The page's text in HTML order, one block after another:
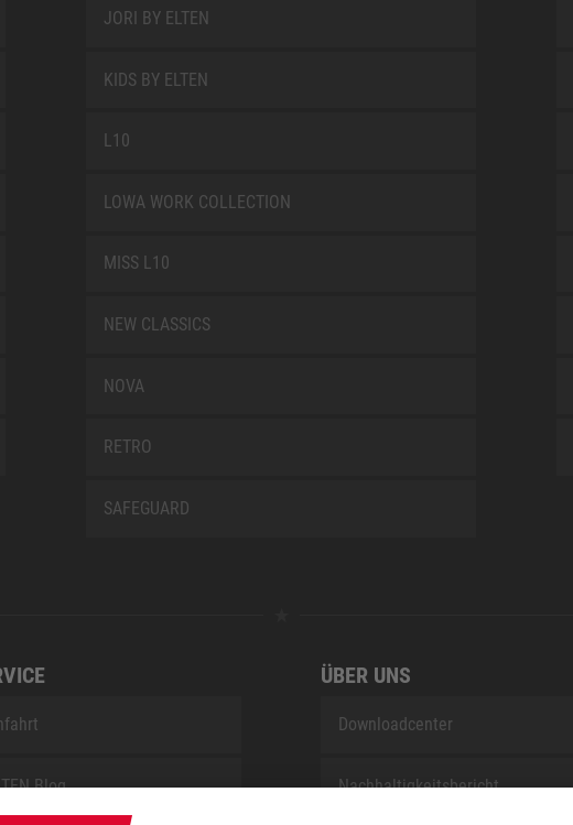
JORI BY ELTEN
KIDS BY ELTEN
L10
LOWA WORK COLLECTION
MISS L10
NEW CLASSICS
NOVA
RETRO
SAFEGUARD
Blog
ÜBER UNS
Downloadcenter
Nachhaltigkeitsbericht